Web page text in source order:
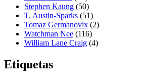
Stephen Kaung (50)
T. Austin-Sparks (51)
Tomaz Germanovix (2)
Watchman Nee (116)
William Lane Craig (4)
Etiquetas